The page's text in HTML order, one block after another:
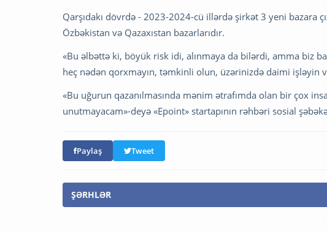
Qarşıdakı dövrdə - 2023-2024-cü illərdə şirkət 3 yeni bazara
Özbəkistan və Qazaxıstan bazarlarıdır.
«Bu əlbəttə ki, böyük risk idi, alınmaya da bilərdi, amma biz
heç nədən qorxmayın, təmkinli olun, üzərinizdə daimi işləyin
«Bu uğurun qazanılmasında mənim ətrafımda olan bir çox
unutmayacam»-deyə «Epoint» startapının rəhbəri sosial
Paylaş Tweet
ŞƏRHLƏR